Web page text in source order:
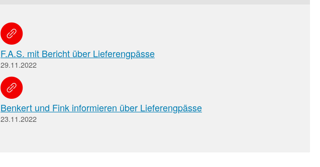
F.A.S. mit Bericht über Lieferengpässe
29.11.2022
Benkert und Fink informieren über Lieferengpässe
23.11.2022
ein
Leitlinien
Leitlinien
und
Arbeitshilfen
der
Berichtsbogen-
Formulare der
Arzneimittelkommission
Meldung
von